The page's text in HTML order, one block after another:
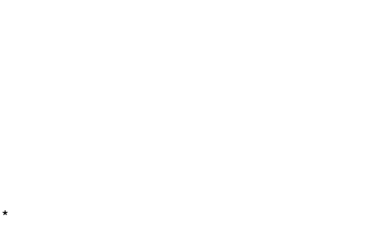
*